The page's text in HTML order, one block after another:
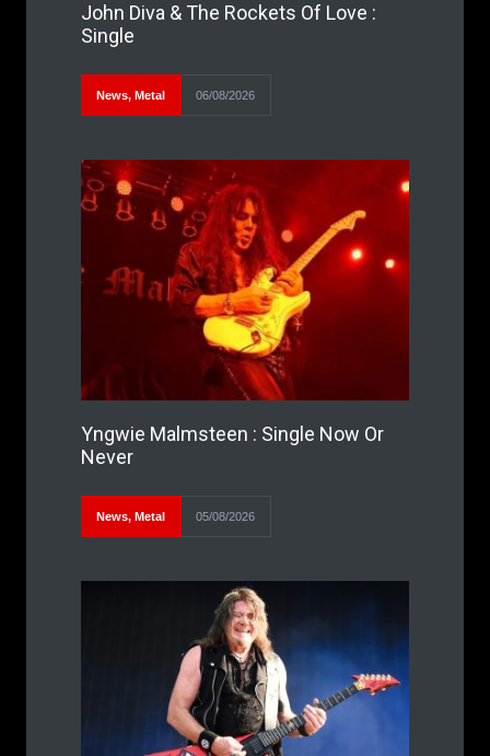
John Diva & The Rockets Of Love :
Single
News, Metal 06/08/2026
Yngwie Malmsteen : Single Now Or
Never
News, Metal 05/08/2026